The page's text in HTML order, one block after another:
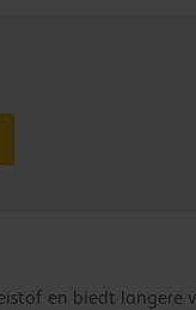
en biedt langere